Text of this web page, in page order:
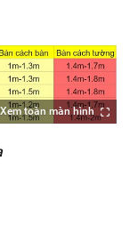
Xem toàn màn hình